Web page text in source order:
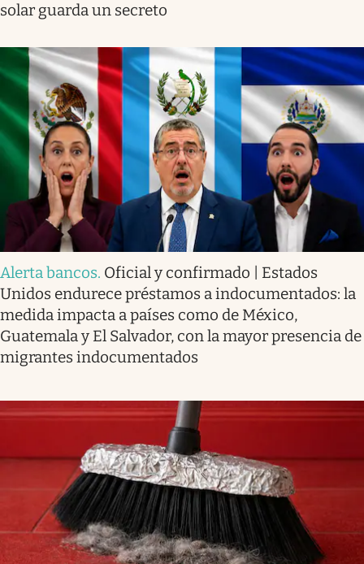
solar guarda un secreto
Alerta bancos. Oficial y confirmado | Estados
Unidos endurece préstamos a indocumentados: la
medida impacta a países como de México,
Guatemala y El Salvador, con la mayor presencia de
migrantes indocumentados